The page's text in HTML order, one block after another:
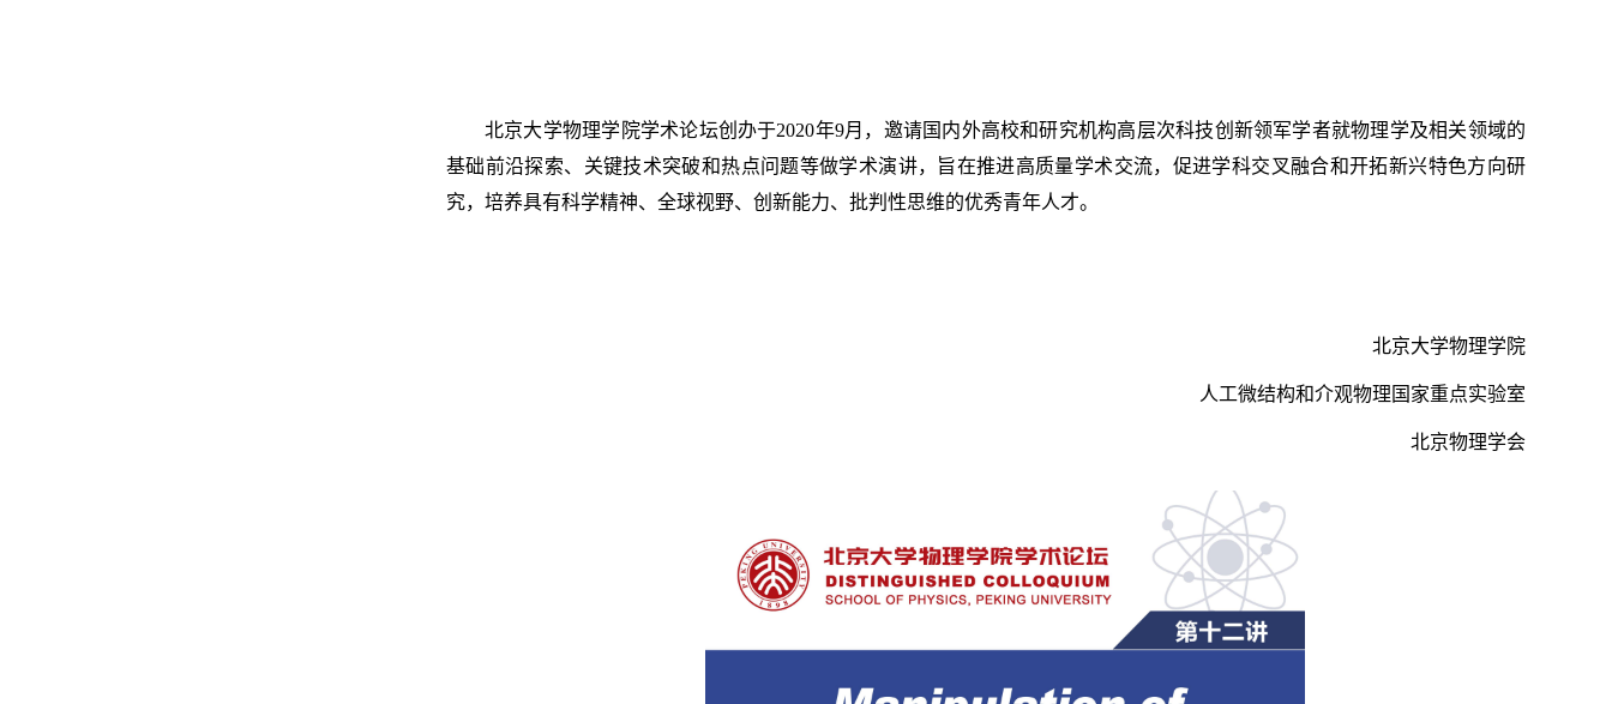
北京大学物理学院学术论坛创办于2020年9月，邀请国内外高校和研究机构高层次科技创新领军学者就物理学及相关领域的
基础前沿探索、关键技术突破和热点问题等做学术演讲，旨在推进高质量学术交流，促进学科交叉融合和开拓新兴特色方向研
究，培养具有科学精神、全球视野、创新能力、批判性思维的优秀青年人才。
北京大学物理学院
人工微结构和介观物理国家重点实验室
北京物理学会